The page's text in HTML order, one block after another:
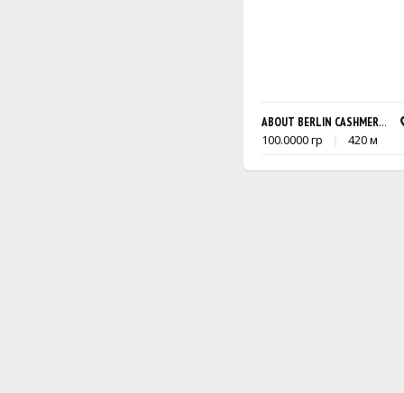
ABOUT BERLIN CASHMERE
100.0000 гр 420 м